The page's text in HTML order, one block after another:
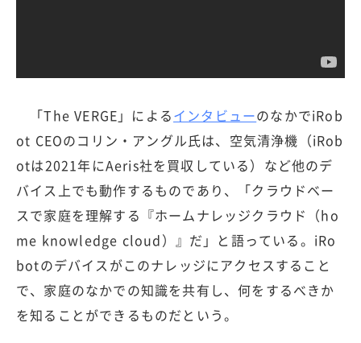
「The VERGE」によるインタビューのなかでiRob
ot CEOのコリン・アングル氏は、空気清浄機（iRob
otは2021年にAeris社を買収している）など他のデ
バイス上でも動作するものであり、「クラウドベー
スで家庭を理解する『ホームナレッジクラウド（ho
me knowledge cloud）』だ」と語っている。iRo
botのデバイスがこのナレッジにアクセスすること
で、家庭のなかでの知識を共有し、何をするべきか
を知ることができるものだという。